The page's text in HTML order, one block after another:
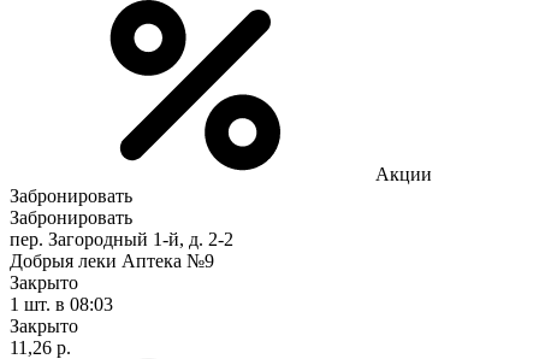
Акции
Забронировать
Забронировать
пер. Загородный 1-й, д. 2-2
Добрыя леки Аптека №9
Закрыто
1 шт. в 08:03
Закрыто
11,26 р.